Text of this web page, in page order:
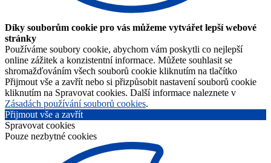
Díky souborům cookie pro vás můžeme vytvářet lepší webové
stránky
Používáme soubory cookie, abychom vám poskytli co nejlepší
online zážitek a konzistentní informace. Můžete souhlasit se
shromažďováním všech souborů cookie kliknutím na tlačítko
Přijmout vše a zavřít nebo si přizpůsobit nastavení souborů cookie
kliknutím na Spravovat cookies. Další informace naleznete v
Zásadách používání souborů cookies.
Přijmout vše a zavřít
Spravovat cookies
Pouze nezbytné cookies